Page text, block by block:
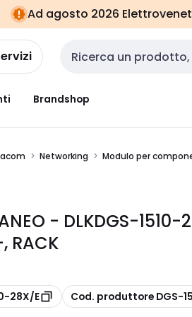
Ad agosto 2026
Cerca input
Brandshop
Networking Modulo per
- DLKDGS-1510-
RACK
28X/E copia
Cod. produttore DGS-